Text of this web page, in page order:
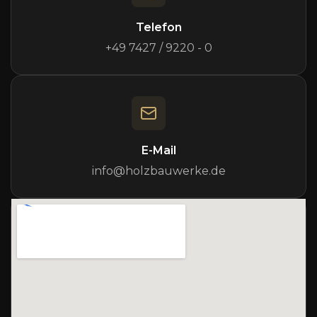
Telefon
+49 7427 / 9220 - 0
E-Mail
info@holzbauwerke.de